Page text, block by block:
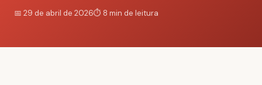
📅 29 de abril de 2026⏱️ 8 min de leitura